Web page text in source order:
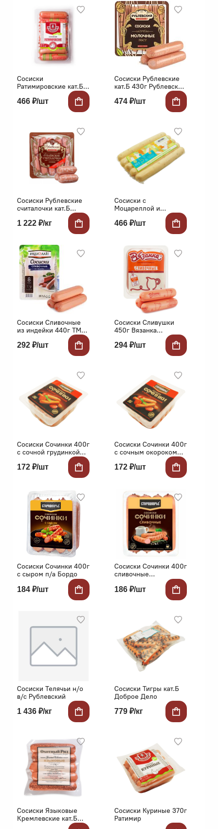
Сосиски
Ратимировские кат.Б
466 ₽/шт
Сосиски Рублевские
кат.Б 430г Рублевский
474 ₽/шт
Сосиски Рублевские
считалочки кат.Б
1 222 ₽/кг
Сосиски с
Моцареллой и
Базиликом 250г в/с в/
у Востряково
466 ₽/шт
Сосиски Сливочные
из индейки 440г ТМ
292 ₽/шт
Сосиски Сливушки
450г Вязанка
294 ₽/шт
Сосиски Сочинки 400г
с сочной грудинкой
172 ₽/шт
Сосиски Сочинки 400г
с сочным окороком
172 ₽/шт
Сосиски Сочинки 400г
с сыром п/а Бордо
184 ₽/шт
Сосиски Сочинки 400г
сливочные
186 ₽/шт
Сосиски Телячьи н/о
в/с Рублевский
1 436 ₽/кг
Сосиски Тигры кат.Б
Доброе Дело
779 ₽/кг
Сосиски Языковые
Кремлевские кат.Б
500г в/у Охотный ряд
Сосиски Куриные 370г
Ратимир